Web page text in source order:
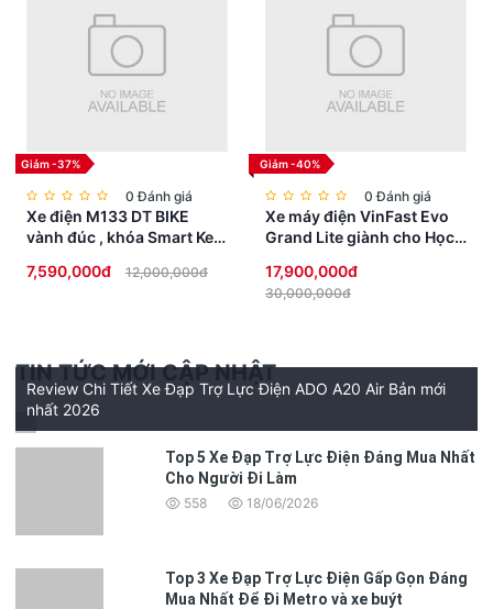
Giảm -37%
0 Đánh giá
Xe điện M133 DT BIKE
vành đúc , khóa Smart Key
cao cấp
7,590,000đ 12,000,000đ
Giảm -40%
0 Đánh giá
Xe máy điện VinFast Evo
Grand Lite giành cho Học
17,900,000đ
30,000,000đ
TIN TỨC MỚI CẬP NHẬT
Review Chi Tiết Xe Đạp Trợ Lực Điện ADO A20 Air Bản mới
nhất 2026
Top 5 Xe Đạp Trợ Lực Điện Đáng Mua Nhất
Cho Người Đi Làm
558 18/06/2026
Top 3 Xe Đạp Trợ Lực Điện Gấp Gọn Đáng
Mua Nhất Để Đi Metro và xe buýt